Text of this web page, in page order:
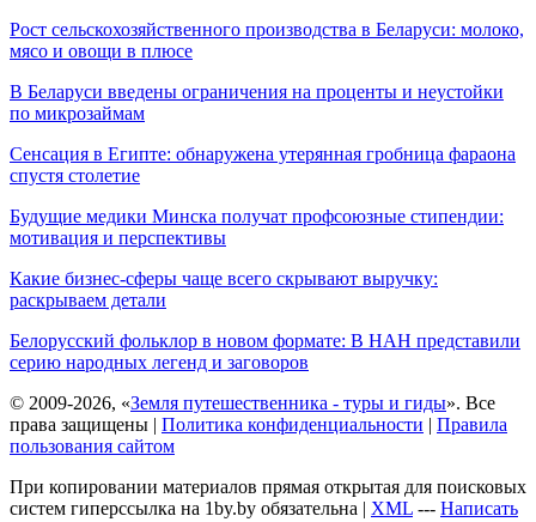
Рост сельскохозяйственного производства в Беларуси: молоко,
мясо и овощи в плюсе
В Беларуси введены ограничения на проценты и неустойки
по микрозаймам
Сенсация в Египте: обнаружена утерянная гробница фараона
спустя столетие
Будущие медики Минска получат профсоюзные стипендии:
мотивация и перспективы
Какие бизнес-сферы чаще всего скрывают выручку:
раскрываем детали
Белорусский фольклор в новом формате: В НАН представили
серию народных легенд и заговоров
© 2009-2026, «Земля путешественника - туры и гиды». Все
права защищены | Политика конфиденциальности | Правила
пользования сайтом
При копировании материалов прямая открытая для поисковых
систем гиперссылка на 1by.by обязательна | XML --- Написать